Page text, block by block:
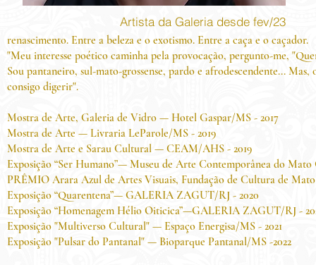
Artista da Galeria desde fev/23
renascimento. Entre a beleza e o exotismo. Entre a caça e o caçador.
"Meu interesse poético caminha pela provocação, pergunto-me,
Sou pantaneiro, sul-mato-grossense, pardo e afrodescendente...
consigo digerir".
Mostra de Arte, Galeria de Vidro — Hotel Gaspar/MS - 2017
Mostra de Arte — Livraria LeParole/MS - 2019
Mostra de Arte e Sarau Cultural — CEAM/AHS - 2019
Exposição “Ser Humano”— Museu de Arte Contemporânea do
PRÊMIO Arara Azul de Artes Visuais, Fundação de Cultura de
Exposição “Quarentena”— GALERIA ZAGUT/RJ - 2020
Exposição “Homenagem Hélio Oiticica”—GALERIA ZAGUT/RJ -
Exposição "Multiverso Cultural" — Espaço Energisa/MS - 2021
Exposição "Pulsar do Pantanal" — Bioparque Pantanal/MS -2022